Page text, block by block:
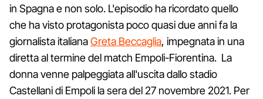
in Spagna e non solo. L'episodio ha ricordato quello
che ha visto protagonista poco quasi due anni fa la
giornalista italianaGreta Beccaglia, impegnata in una
diretta al termine del match Empoli-Fiorentina. La
donna venne palpeggiata all'uscita dallo stadio
Castellani di Empoli la sera del 27 novembre 2021. Per